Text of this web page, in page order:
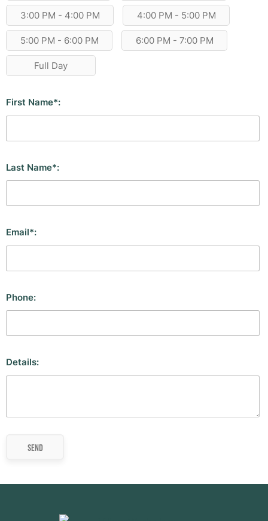
3:00 PM - 4:00 PM 4:00 PM - 5:00 PM
5:00 PM - 6:00 PM 6:00 PM - 7:00 PM
Full Day
First Name*:
Last Name*:
Email*:
Phone:
Details: